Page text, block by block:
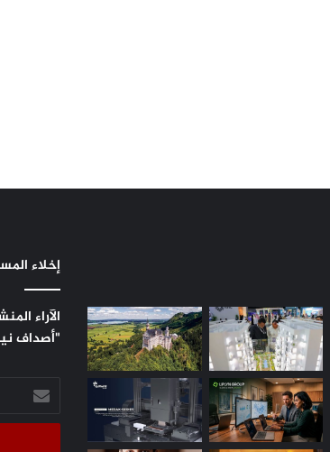
إخلاء
الآراء
"أصداف
أدخل
بريدك
الإلكتروني